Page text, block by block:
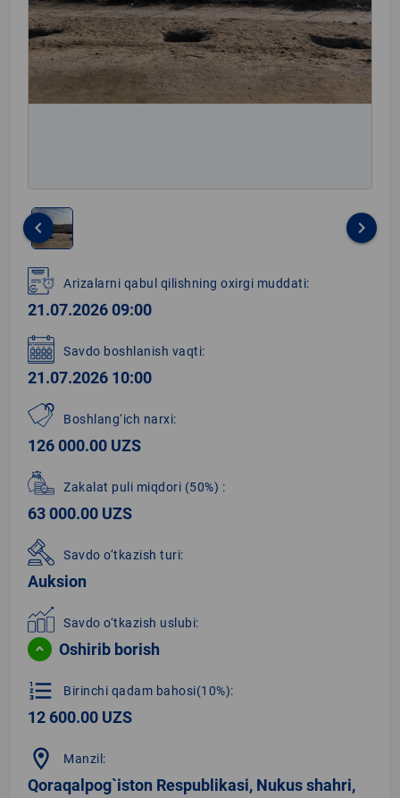
1
of
1
keyboard_arrow_left keyboard_arrow_right
Arizalarni qabul qilishning oxirgi muddati:
21.07.2026 09:00
Savdo boshlanish vaqti:
21.07.2026 10:00
Boshlang‘ich narxi:
126 000.00 UZS
Zakalat puli miqdori (50%) :
63 000.00 UZS
Savdo o‘tkazish turi:
Auksion
Savdo o‘tkazish uslubi:
Oshirib borish
format_list_numbered Birinchi qadam bahosi(10%):
12 600.00 UZS
location_on Manzil:
Qoraqalpog`iston Respublikasi, Nukus shahri,